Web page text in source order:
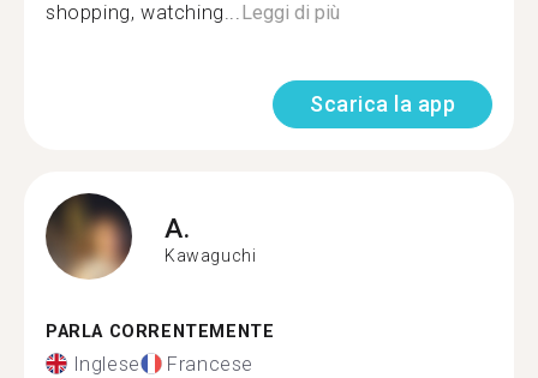
shopping, watching...Leggi di più
Scarica la app
A.
Kawaguchi
PARLA CORRENTEMENTE
Inglese Francese